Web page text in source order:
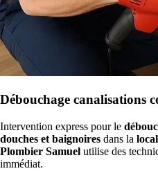
Débouchage canalisations
Intervention express pour le
douches et baignoires dans la
Plombier Samuel utilise des
immédiat.